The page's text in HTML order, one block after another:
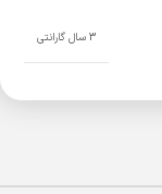
3 سال گارانتی